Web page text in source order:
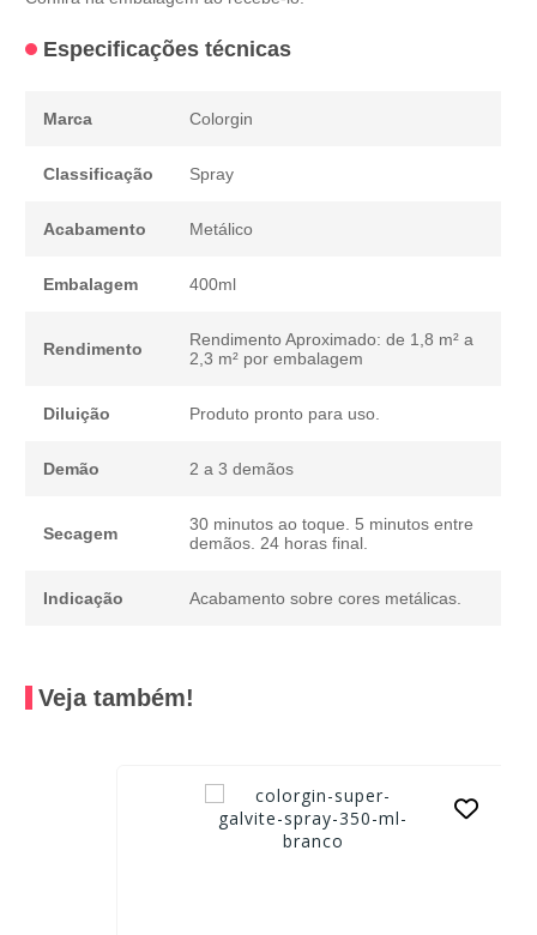
Especificações técnicas
Marca Colorgin
Classificação Spray
Acabamento Metálico
Embalagem 400ml
Rendimento
Rendimento Aproximado: de 1,8 m² a
2,3 m² por embalagem
Diluição Produto pronto para uso.
Demão 2 a 3 demãos
Secagem
30 minutos ao toque. 5 minutos entre
demãos. 24 horas final.
Indicação Acabamento sobre cores metálicas.
Veja também!